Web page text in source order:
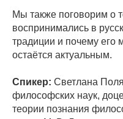
Мы также поговорим о
воспринимались в
традиции и почему
остаётся актуальным.
Спикер: Светлана
философских наук,
теории познания